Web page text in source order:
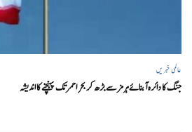
عالمی خبریں
جنگ کا دائرہ آبنائے ہرمز سے بڑھ کر بحر احمر تک پہنچنے کا اندیشہ